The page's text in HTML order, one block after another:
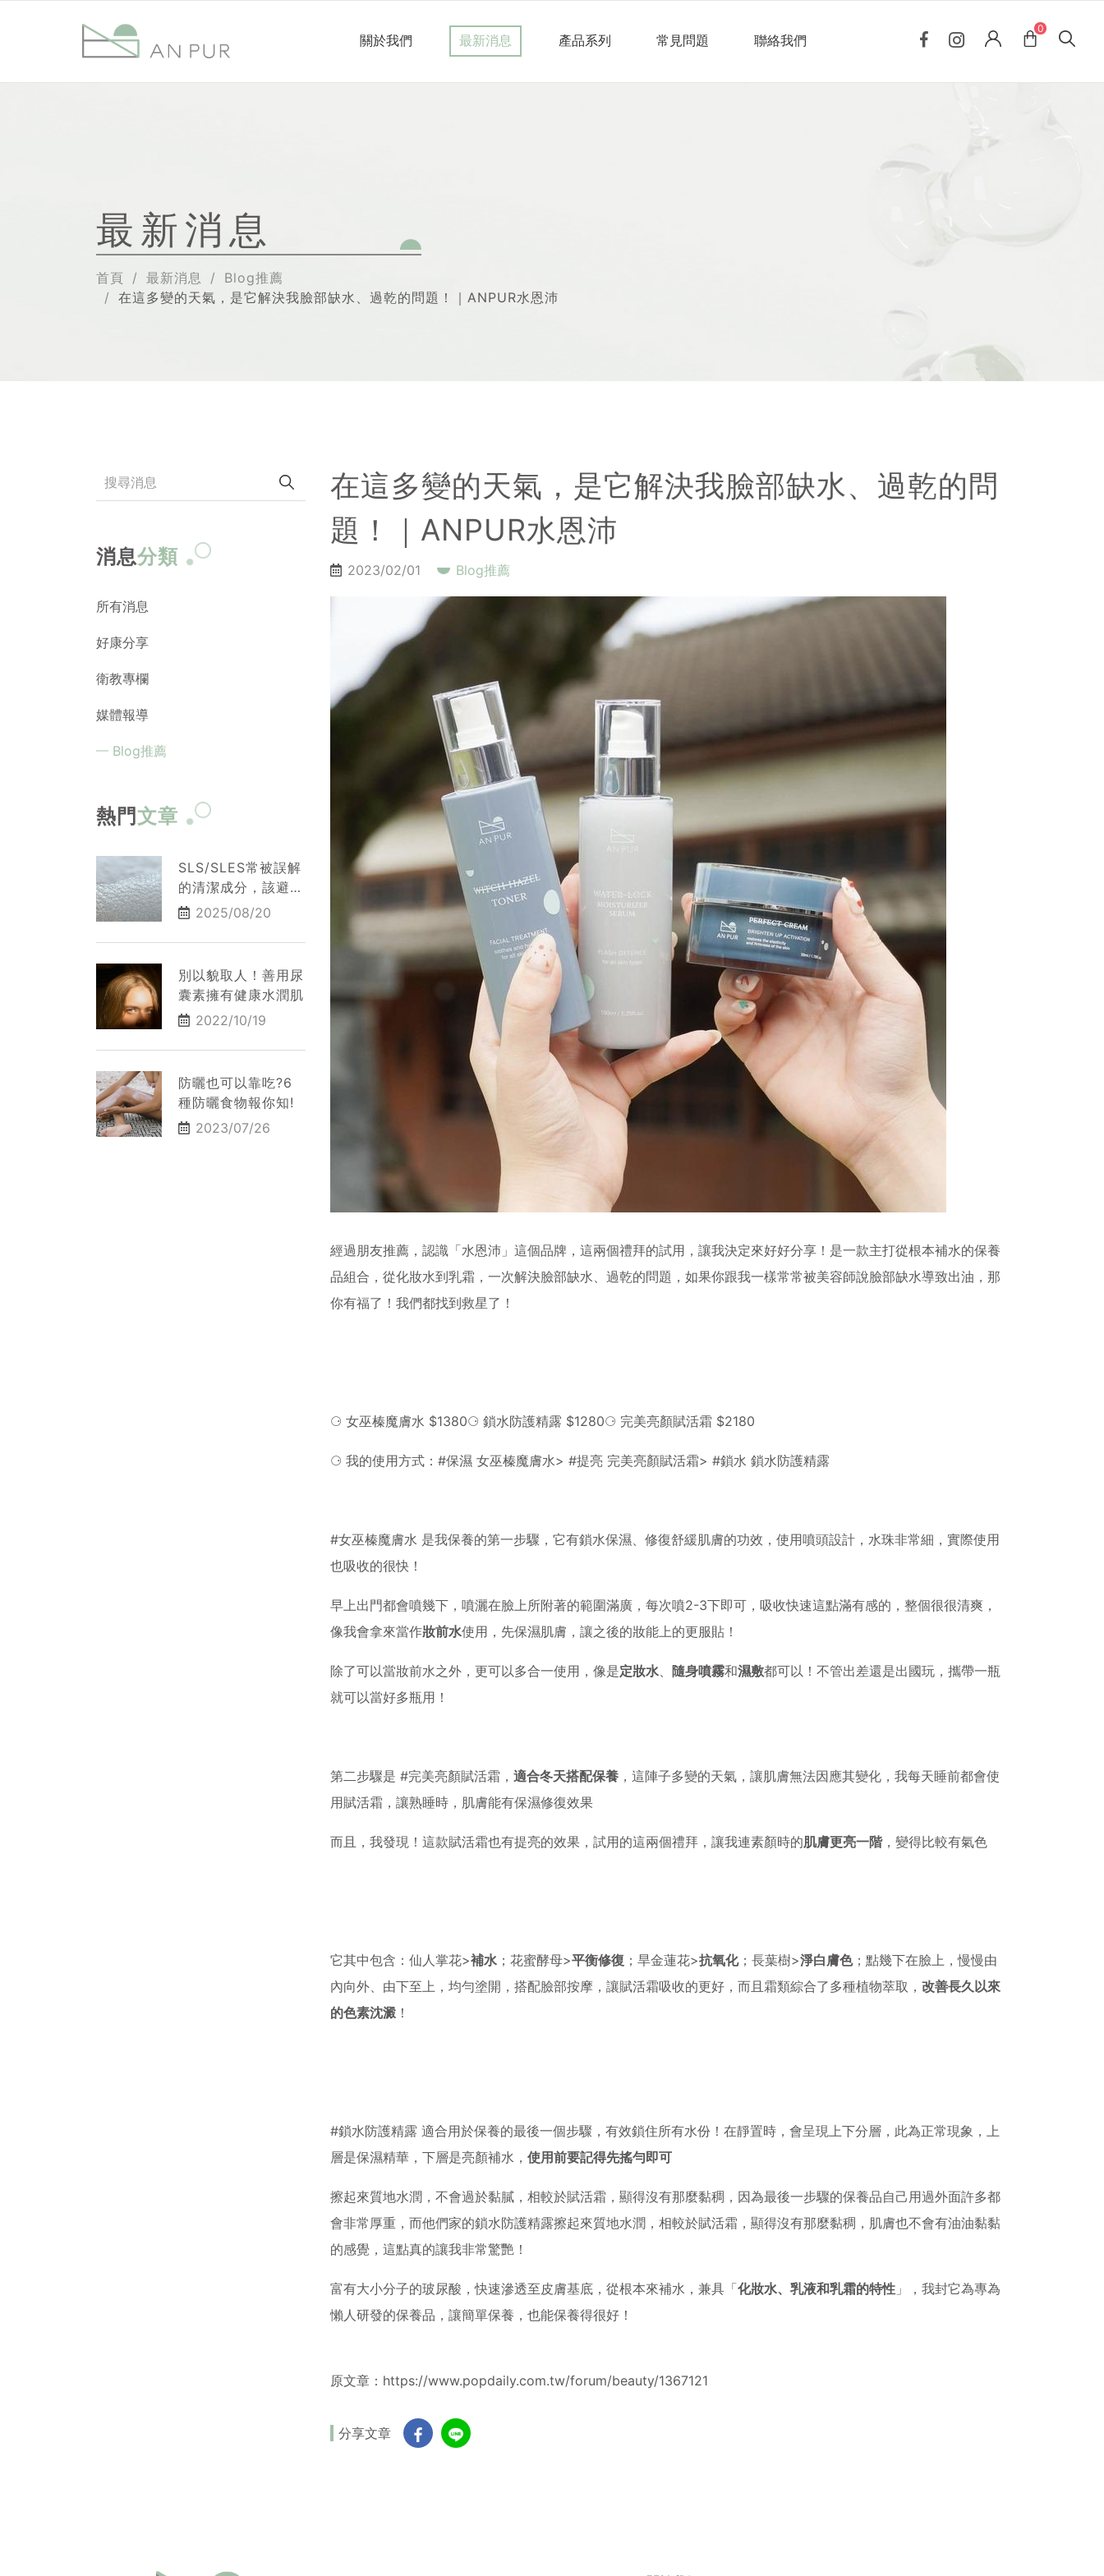
關於我們 最新消息 產品系列 常見問題 聯絡我們
0
最新消息
首頁 最新消息
Blog推薦
在這多變的天氣，是它解決我臉部缺水、過乾的問題！｜ANPUR水恩沛
消息分類
所有消息
好康分享
衛教專欄
媒體報導
Blog推薦
熱門文章
SLS/SLES常被誤解
的清潔成分，該避開
嗎？2025/08/20
別以貌取人！善用尿
囊素擁有健康水潤肌
2022/10/19
防曬也可以靠吃?6
種防曬食物報你知!
2023/07/26
在這多變的天氣，是它解決我臉部缺水、過乾的問
題！｜ANPUR水恩沛
2023/02/01 Blog推薦
經過朋友推薦，認識「水恩沛」這個品牌，這兩個禮拜的試用，讓我決定來好好分享！是一款主打從根本補水的保養
品組合，從化妝水到乳霜，一次解決臉部缺水、過乾的問題，如果你跟我一樣常常被美容師說臉部缺水導致出油，那
你有福了！我們都找到救星了！
⚆ 女巫榛魔膚水 $1380⚆ 鎖水防護精露 $1280⚆ 完美亮顏賦活霜 $2180
⚆ 我的使用方式： #保濕 女巫榛魔膚水> #提亮 完美亮顏賦活霜> #鎖水 鎖水防護精露
#女巫榛魔膚水 是我保養的第一步驟，它有鎖水保濕、修復舒緩肌膚的功效，使用噴頭設計，水珠非常細，實際使用
也吸收的很快！
早上出門都會噴幾下，噴灑在臉上所附著的範圍滿廣，每次噴2-3下即可，吸收快速這點滿有感的，整個很很清爽，
像我會拿來當作妝前水使用，先保濕肌膚，讓之後的妝能上的更服貼！
除了可以當妝前水之外，更可以多合一使用，像是定妝水、 隨身噴霧和濕敷都可以！不管出差還是出國玩，攜帶一瓶
就可以當好多瓶用！
第二步驟是 #完美亮顏賦活霜 ， 適合冬天搭配保養 ，這陣子多變的天氣，讓肌膚無法因應其變化，我每天睡前都會使
用賦活霜，讓熟睡時，肌膚能有保濕修復效果
而且，我發現！這款賦活霜也有提亮的效果，試用的這兩個禮拜，讓我連素顏時的肌膚更亮一階，變得比較有氣色
它其中包含：仙人掌花>補水 ；花蜜酵母>平衡修復 ；旱金蓮花>抗氧化；長葉樹>淨白膚色；點幾下在臉上，慢慢由
內向外、由下至上，均勻塗開，搭配臉部按摩，讓賦活霜吸收的更好，而且霜類綜合了多種植物萃取， 改善長久以來
的色素沈澱 ！
#鎖水防護精露 適合用於保養的最後一個步驟，有效鎖住所有水份！在靜置時，會呈現上下分層，此為正常現象，上
層是保濕精華，下層是亮顏補水， 使用前要記得先搖勻即可
擦起來質地水潤，不會過於黏膩，相較於賦活霜，顯得沒有那麼黏稠，因為最後一步驟的保養品自己用過外面許多都
會非常厚重，而他們家的鎖水防護精露擦起來質地水潤，相較於賦活霜，顯得沒有那麼黏稠，肌膚也不會有油油黏黏
的感覺，這點真的讓我非常驚艷！
富有大小分子的玻尿酸，快速滲透至皮膚基底，從根本來補水，兼具「化妝水、乳液和乳霜的特性 」，我封它為專為
懶人研發的保養品，讓簡單保養，也能保養得很好！
原文章： https://www.popdaily.com.tw/forum/beauty/1367121
分享文章